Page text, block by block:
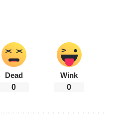
Dead
0
Wink
0